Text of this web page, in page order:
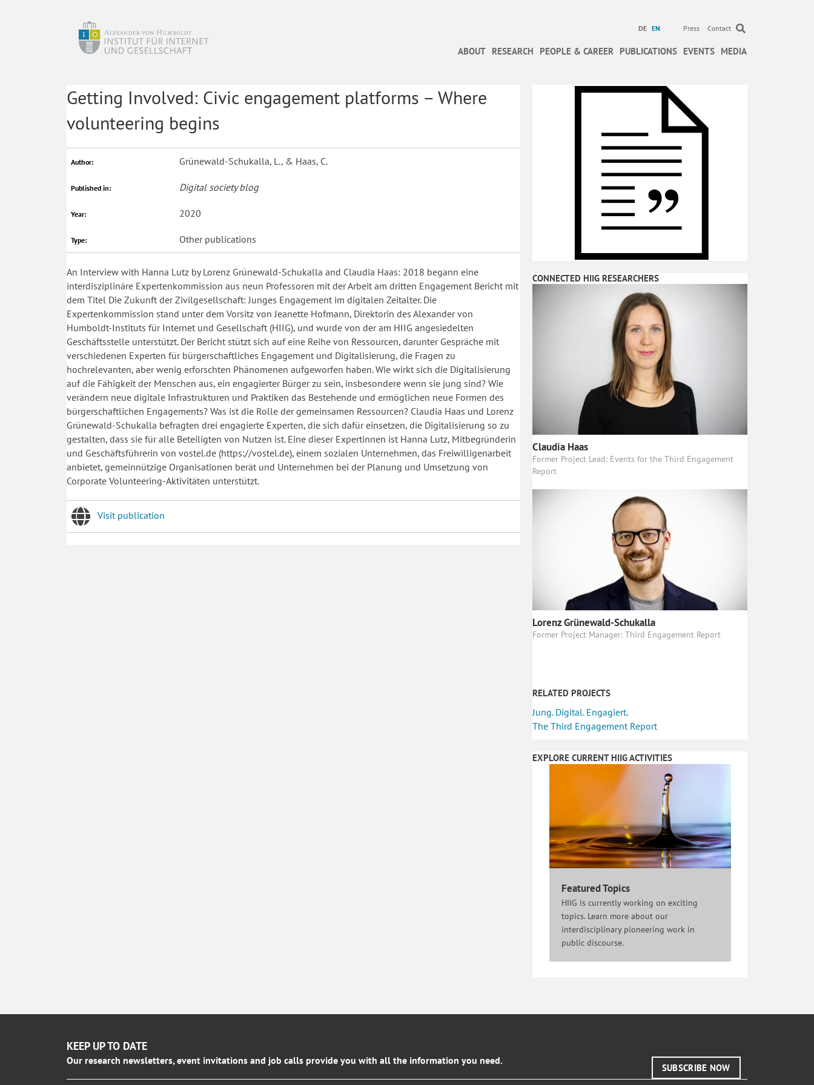
DE EN Press Contact
ABOUT RESEARCH PEOPLE & CAREER PUBLICATIONS EVENTS MEDIA
Getting Involved: Civic engagement platforms – Where
volunteering begins
Author: Grünewald-Schukalla, L., & Haas, C.
Published in: Digital society blog
Year: 2020
Type: Other publications
An Interview with Hanna Lutz by Lorenz Grünewald-Schukalla and Claudia Haas: 2018 begann eine
interdisziplinäre Expertenkommission aus neun Professoren mit der Arbeit am dritten Engagement Bericht mit
dem Titel Die Zukunft der Zivilgesellschaft: Junges Engagement im digitalen Zeitalter. Die
Expertenkommission stand unter dem Vorsitz von Jeanette Hofmann, Direktorin des Alexander von
Humboldt-Instituts für Internet und Gesellschaft (HIIG), und wurde von der am HIIG angesiedelten
Geschäftsstelle unterstützt. Der Bericht stützt sich auf eine Reihe von Ressourcen, darunter Gespräche mit
verschiedenen Experten für bürgerschaftliches Engagement und Digitalisierung, die Fragen zu
hochrelevanten, aber wenig erforschten Phänomenen aufgeworfen haben. Wie wirkt sich die Digitalisierung
auf die Fähigkeit der Menschen aus, ein engagierter Bürger zu sein, insbesondere wenn sie jung sind? Wie
verändern neue digitale Infrastrukturen und Praktiken das Bestehende und ermöglichen neue Formen des
bürgerschaftlichen Engagements? Was ist die Rolle der gemeinsamen Ressourcen? Claudia Haas und Lorenz
Grünewald-Schukalla befragten drei engagierte Experten, die sich dafür einsetzen, die Digitalisierung so zu
gestalten, dass sie für alle Beteiligten von Nutzen ist. Eine dieser Expertinnen ist Hanna Lutz, Mitbegründerin
und Geschäftsführerin von vostel.de (https://vostel.de), einem sozialen Unternehmen, das Freiwilligenarbeit
anbietet, gemeinnützige Organisationen berät und Unternehmen bei der Planung und Umsetzung von
Corporate Volunteering-Aktivitäten unterstützt.
Visit publication
CONNECTED HIIG RESEARCHERS
Claudia Haas
Former Project Lead: Events for the Third Engagement
Report
Lorenz Grünewald-Schukalla
Former Project Manager: Third Engagement Report
RELATED PROJECTS
Jung. Digital. Engagiert.
The Third Engagement Report
EXPLORE CURRENT HIIG ACTIVITIES
Featured Topics
HIIG is currently working on exciting
topics. Learn more about our
interdisciplinary pioneering work in
public discourse.
KEEP UP TO DATE
Our research newsletters, event invitations and job calls provide you with all the information you need.
SUBSCRIBE NOW